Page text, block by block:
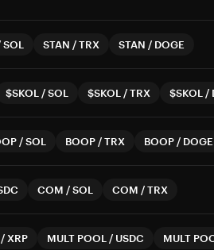
SOL STAN /TRX STAN / DOGE
$SKOL /SOL $SKOL /TRX $SKOL /
/SOL BOOP /TRX BOOP / DOGE
COM /SOL COM /TRX
/ XRP MULT POOL / USDC
MULT